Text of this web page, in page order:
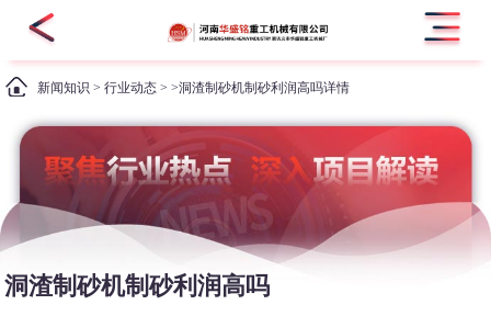
新闻知识 >行业动态 > >洞渣制砂机制砂利润高吗详情
洞渣制砂机制砂利润高吗